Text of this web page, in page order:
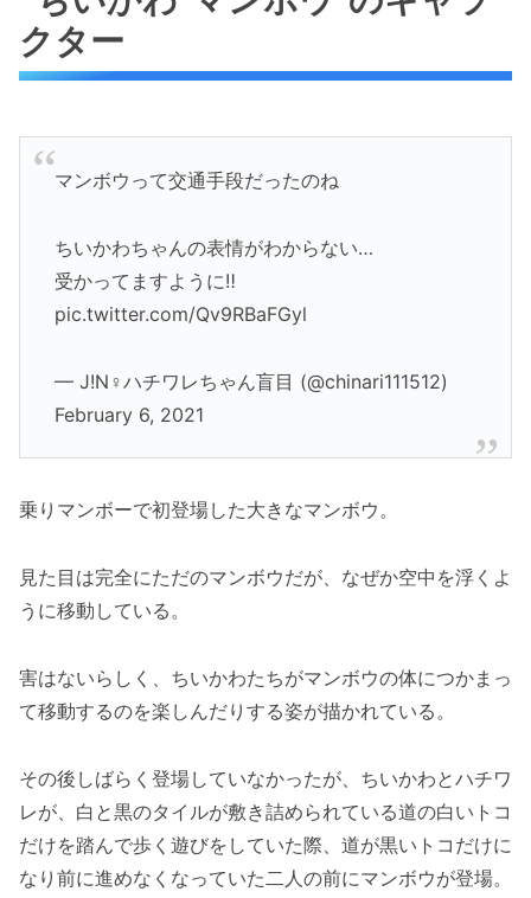
クター
マンボウって交通手段だったのね
ちいかわちゃんの表情がわからない…
受かってますように‼️
pic.twitter.com/Qv9RBaFGyl
— J!N♀ハチワレちゃん盲目 (@chinari111512)
February 6, 2021
乗りマンボーで初登場した大きなマンボウ。
見た目は完全にただのマンボウだが、なぜか空中を浮くよ
うに移動している。
害はないらしく、ちいかわたちがマンボウの体につかまっ
て移動するのを楽しんだりする姿が描かれている。
その後しばらく登場していなかったが、ちいかわとハチワ
レが、白と黒のタイルが敷き詰められている道の白いトコ
だけを踏んで歩く遊びをしていた際、道が黒いトコだけに
なり前に進めなくなっていた二人の前にマンボウが登場。